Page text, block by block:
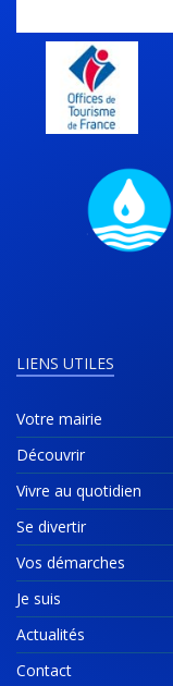
LIENS UTILES
Votre mairie
Découvrir
Vivre au quotidien
Se divertir
Vos démarches
Je suis
Actualités
Contact